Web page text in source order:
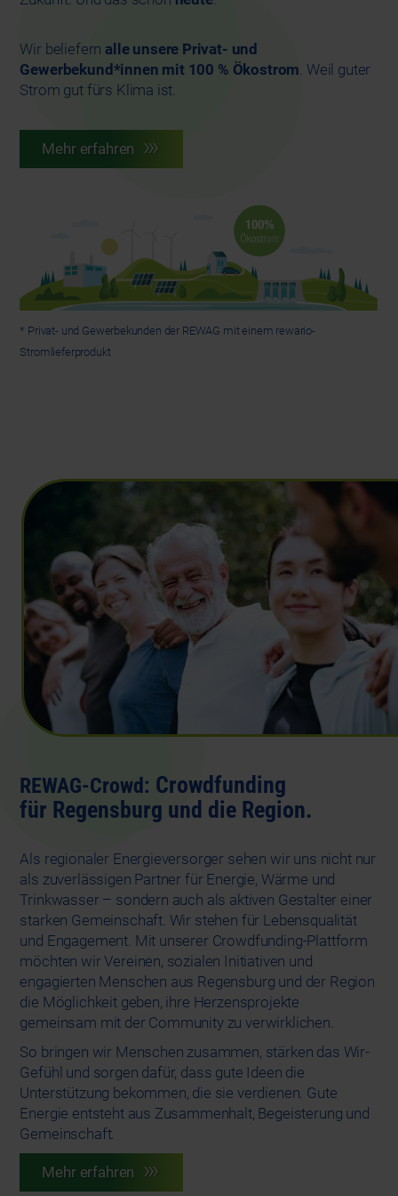
Wir beliefern alle unsere Privat- und
Gewerbekund*innen mit 100 % Ökostrom. Weil guter
Strom gut fürs Klima ist.
Mehr erfahren
* Privat- und Gewerbekunden der REWAG mit einem rewario-
Stromlieferprodukt
REWAG-Crowd: Crowdfunding
für Regensburg und die Region.
Als regionaler Energieversorger sehen wir uns nicht nur
als zuverlässigen Partner für Energie, Wärme und
Trinkwasser – sondern auch als aktiven Gestalter einer
starken Gemeinschaft. Wir stehen für Lebensqualität
und Engagement. Mit unserer Crowdfunding-Plattform
möchten wir Vereinen, sozialen Initiativen und
engagierten Menschen aus Regensburg und der Region
die Möglichkeit geben, ihre Herzensprojekte
gemeinsam mit der Community zu verwirklichen.
So bringen wir Menschen zusammen, stärken das Wir-
Gefühl und sorgen dafür, dass gute Ideen die
Unterstützung bekommen, die sie verdienen. Gute
Energie entsteht aus Zusammenhalt, Begeisterung und
Gemeinschaft.
Mehr erfahren